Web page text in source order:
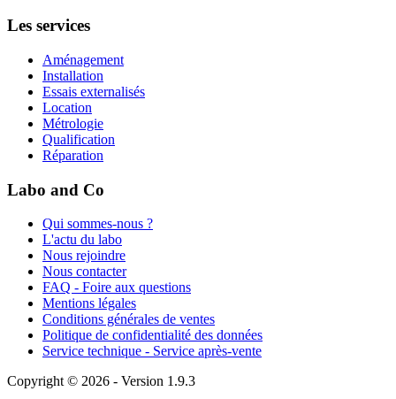
Les services
Aménagement
Installation
Essais externalisés
Location
Métrologie
Qualification
Réparation
Labo and Co
Qui sommes-nous ?
L'actu du labo
Nous rejoindre
Nous contacter
FAQ - Foire aux questions
Mentions légales
Conditions générales de ventes
Politique de confidentialité des données
Service technique - Service après-vente
Copyright © 2026 - Version 1.9.3